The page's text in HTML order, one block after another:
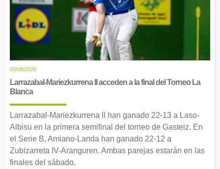
05/08/2026
Larrazabal-Mariezkurrena II acceden a la final del Torneo La
Blanca
Larrazabal-Mariezkurrena II han ganado 22-13 a Laso-
Albisu en la primera semifinal del torneo de Gasteiz. En
el Serie B, Amiano-Landa han ganado 22-12 a
Zubizarreta IV-Aranguren. Ambas parejas estarán en las
finales del sábado.